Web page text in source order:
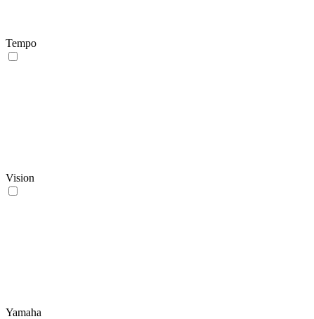
Tempo
Vision
Yamaha